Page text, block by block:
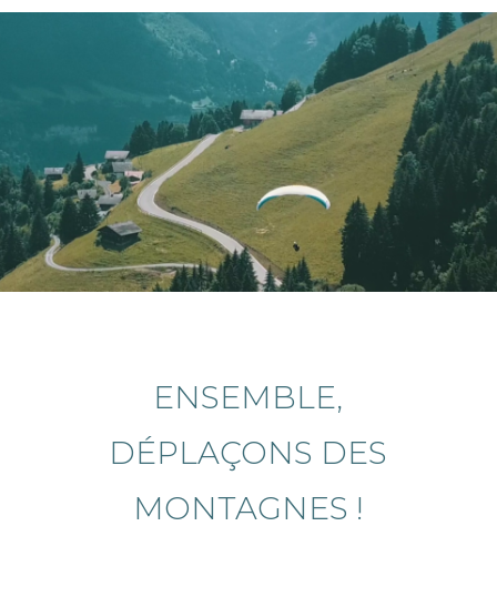
ENSEMBLE,
DÉPLAÇONS DES
MONTAGNES !